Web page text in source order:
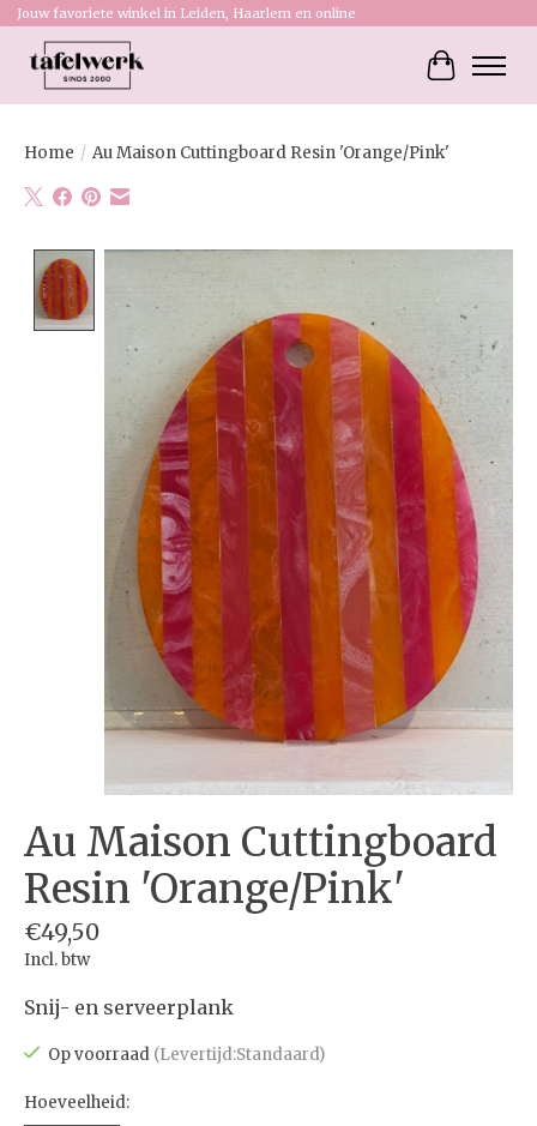
Jouw favoriete winkel in Leiden, Haarlem en online
Home / Au Maison Cuttingboard Resin 'Orange/Pink'
Product image slideshow Items
Au Maison Cuttingboard
Resin 'Orange/Pink'
€49,50
Incl. btw
Snij- en serveerplank
Op voorraad (Levertijd:Standaard)
Hoeveelheid: